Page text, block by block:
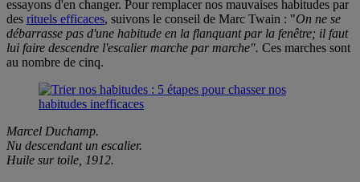
essayons d'en changer. Pour remplacer nos mauvaises habitudes par
des rituels efficaces, suivons le conseil de Marc Twain : "On ne se
débarrasse pas d'une habitude en la flanquant par la fenêtre; il faut
lui faire descendre l'escalier marche par marche". Ces marches sont
au nombre de cinq.
Marcel Duchamp.
Nu descendant un escalier.
Huile sur toile, 1912.